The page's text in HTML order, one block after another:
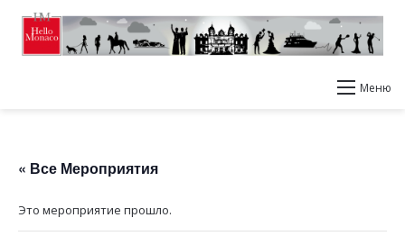
Меню
« Все Мероприятия
Это мероприятие прошло.